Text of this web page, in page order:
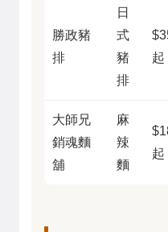
勝政豬
排
日
式
豬
排
起
大師兄
銷魂麵
舖
麻
辣
麵
起